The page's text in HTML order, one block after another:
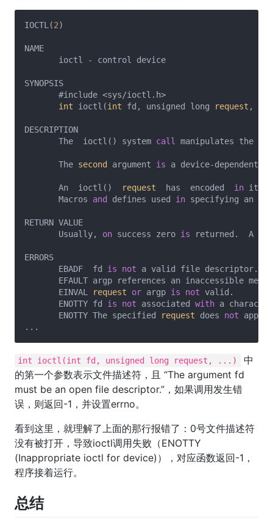
IOCTL(2)
NAME
       ioctl - control device
SYNOPSIS
       #include <sys/ioctl.h>
int ioctl(int fd, unsigned long request ,
DESCRIPTION
       The  ioctl() system
call manipulates the
       The
second argument is a device-dependent
       An  ioctl()
request
  has  encoded
in it
       Macros
and defines used in specifying an
RETURN VALUE
       Usually,
on success zero is returned.  A
ERRORS
       EBADF  fd
is not a valid file descriptor.
EFAULT argp references an inaccessible
       EINVAL
request or argp is not valid.
       ENOTTY fd
is not associated with a
       ENOTTY The specified
request does not apply
int ioctl(int fd, unsigned long request, ...)
中
的第一个参数表示文件描述符，且 “The argument fd
must be an open file descriptor.”，如果调用发生错
误，则返回-1，并设置errno。
看到这里，就理解了上面的那行报错了：0号文件描述符
没有被打开，导致ioctl调用失败（ENOTTY
(Inappropriate ioctl for device)），对应函数返回-1，
程序接着运行。
总结